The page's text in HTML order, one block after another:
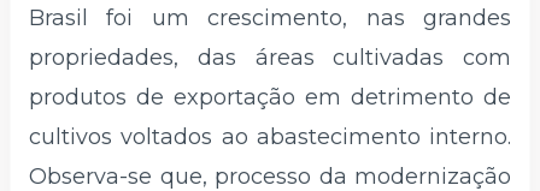
Brasil foi um crescimento, nas grandes
propriedades, das áreas cultivadas com
produtos de exportação em detrimento de
cultivos voltados ao abastecimento interno.
Observa-se que, processo da modernização